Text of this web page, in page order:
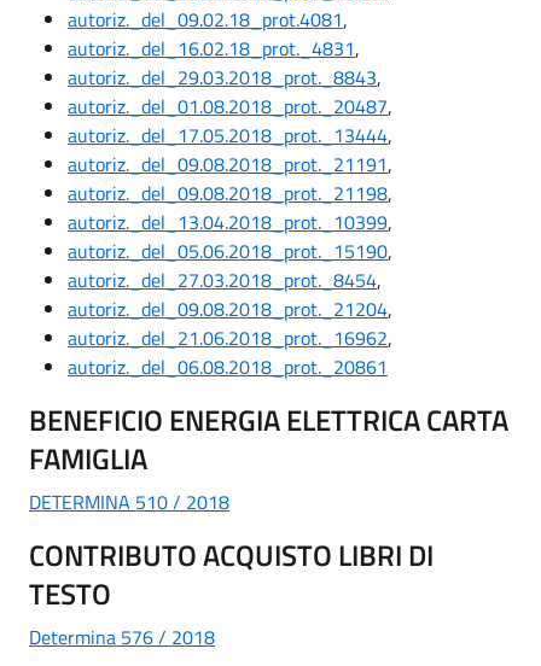
autoriz._del_09.02.18_prot.4081,
autoriz._del_16.02.18_prot._4831,
autoriz._del_29.03.2018_prot._8843,
autoriz._del_01.08.2018_prot._20487,
autoriz._del_17.05.2018_prot._13444,
autoriz._del_09.08.2018_prot._21191,
autoriz._del_09.08.2018_prot._21198,
autoriz._del_13.04.2018_prot._10399,
autoriz._del_05.06.2018_prot._15190,
autoriz._del_27.03.2018_prot._8454,
autoriz._del_09.08.2018_prot._21204,
autoriz._del_21.06.2018_prot._16962,
autoriz._del_06.08.2018_prot._20861
BENEFICIO ENERGIA ELETTRICA CARTA
FAMIGLIA
DETERMINA 510 / 2018
CONTRIBUTO ACQUISTO LIBRI DI
TESTO
Determina 576 / 2018